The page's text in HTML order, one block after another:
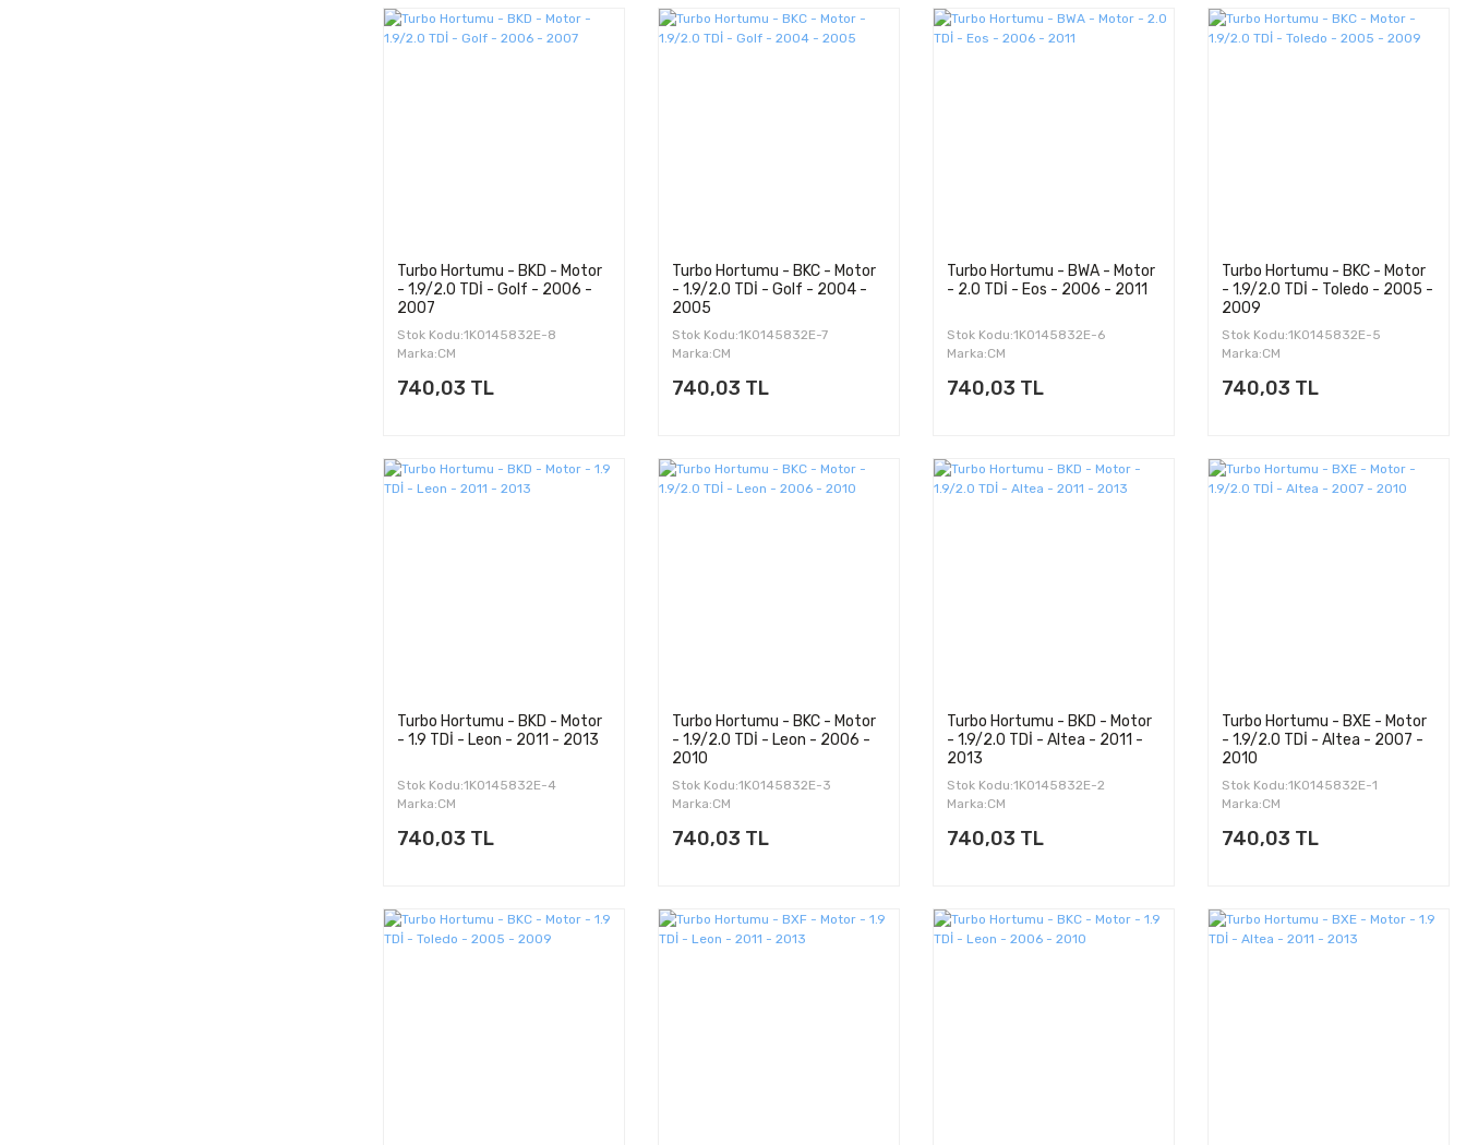
Turbo Hortumu - BKD - Motor
- 1.9/2.0 TDİ - Golf - 2006 -
2007
Stok Kodu:1K0145832E-8
Marka:CM
740,03 TL
Turbo Hortumu - BKC - Motor
- 1.9/2.0 TDİ - Golf - 2004 -
2005
Stok Kodu:1K0145832E-7
Marka:CM
740,03 TL
Turbo Hortumu - BWA - Motor
- 2.0 TDİ - Eos - 2006 - 2011
Stok Kodu:1K0145832E-6
Marka:CM
740,03 TL
Turbo Hortumu - BKC - Motor
- 1.9/2.0 TDİ - Toledo - 2005 -
2009
Stok Kodu:1K0145832E-5
Marka:CM
740,03 TL
Turbo Hortumu - BKD - Motor
- 1.9 TDİ - Leon - 2011 - 2013
Stok Kodu:1K0145832E-4
Marka:CM
740,03 TL
Turbo Hortumu - BKC - Motor
- 1.9/2.0 TDİ - Leon - 2006 -
2010
Stok Kodu:1K0145832E-3
Marka:CM
740,03 TL
Turbo Hortumu - BKD - Motor
- 1.9/2.0 TDİ - Altea - 2011 -
2013
Stok Kodu:1K0145832E-2
Marka:CM
740,03 TL
Turbo Hortumu - BXE - Motor
- 1.9/2.0 TDİ - Altea - 2007 -
2010
Stok Kodu:1K0145832E-1
Marka:CM
740,03 TL